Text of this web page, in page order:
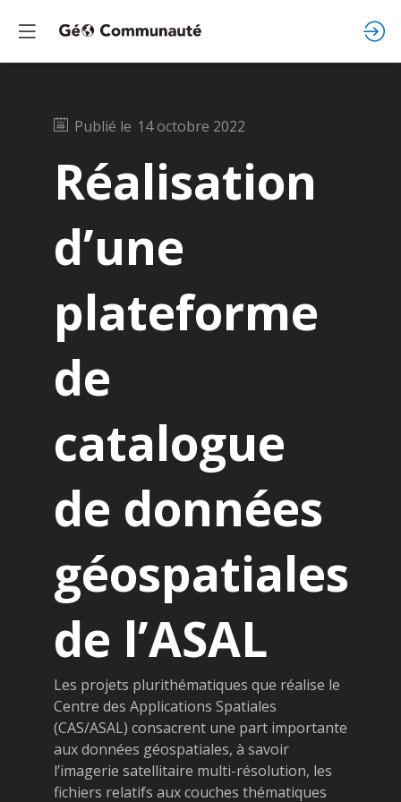
Publié le 14 octobre 2022
Réalisation
d’une
plateforme
de
catalogue
de données
géospatiales
de l’ASAL
Les projets plurithématiques que réalise le
Centre des Applications Spatiales
(CAS/ASAL) consacrent une part importante
aux données géospatiales, à savoir
l’imagerie satellitaire multi-résolution, les
fichiers relatifs aux couches thématiques